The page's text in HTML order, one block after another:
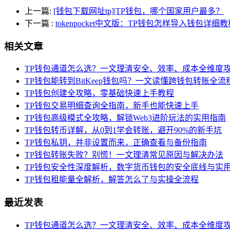
上一篇: [钱包下载网址tp]|TP钱包，哪个国家用户最多？
下一篇 : tokenpocket中文版：TP钱包怎样导入钱包详细教
相关文章
TP钱包通道怎么选？一文理清安全、效率、成本全维度
TP钱包能转到BitKeep钱包吗？一文读懂跨钱包转账全流
TP钱包创建全攻略，零基础快速上手教程
TP钱包交易明细查询全指南，新手也能快速上手
TP钱包高级模式全攻略，解锁Web3进阶玩法的实用指南
TP钱包转币详解，从0到1学会转账，避开90%的新手坑
TP钱包私钥，并非设置而来，正确查看与备份指南
TP钱包转账失败？别慌！一文理清常见原因与解决办法
TP钱包安全性深度解析，数字货币钱包的安全底线与实
TP钱包租能量全解析，解答怎么了与实操全流程
最近发表
TP钱包通道怎么选？一文理清安全、效率、成本全维度